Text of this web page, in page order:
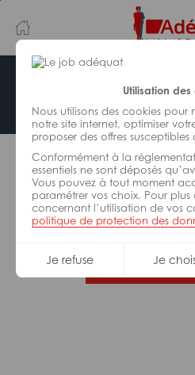
Utilisation des
Nous utilisons des cookies pour
notre site internet, optimiser
proposer des offres susceptibles
Conformément à la
essentiels ne sont déposés
Vous pouvez à tout moment
paramétrer vos choix. Pour plus
concernant l’utilisation de vos
politique de protection des
Je refuse Je
au
contenu
principal
navigation
Offre indisponible
L’offre d’emploi que vous
plus
De nombreuses autres
correspondre,
Trouvez votre